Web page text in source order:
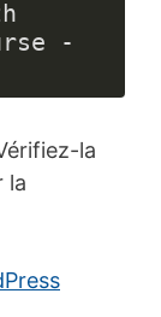
-
la
la